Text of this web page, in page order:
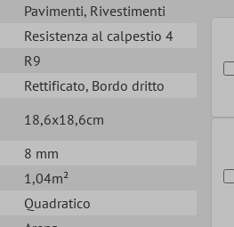
Pavimenti, Rivestimenti
Resistenza al calpestio 4
R9
Rettificato, Bordo dritto
18,6x18,6cm
8 mm
1,04m²
Quadratico